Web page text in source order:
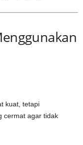
kuat, tetapi
cermat agar tidak